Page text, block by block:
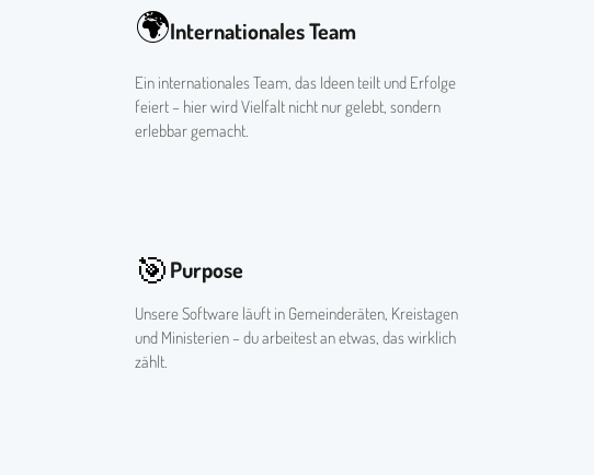
🌍Internationales Team
Ein internationales Team, das Ideen teilt und Erfolge
feiert – hier wird Vielfalt nicht nur gelebt, sondern
erlebbar gemacht.
🎯Purpose
Unsere Software läuft in Gemeinderäten, Kreistagen
und Ministerien – du arbeitest an etwas, das wirklich
zählt.